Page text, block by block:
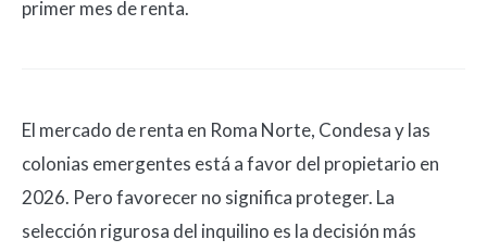
primer mes de renta.
El mercado de renta en Roma Norte, Condesa y las
colonias emergentes está a favor del propietario en
2026. Pero favorecer no significa proteger. La
selección rigurosa del inquilino es la decisión más